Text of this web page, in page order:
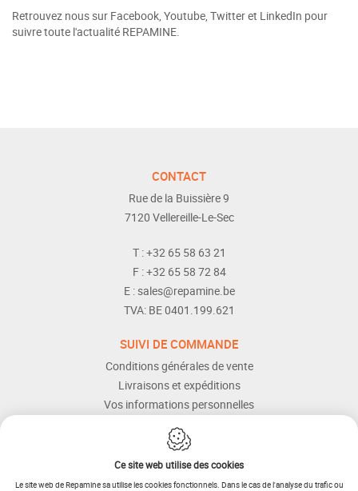
Retrouvez nous sur Facebook, Youtube, Twitter et LinkedIn pour
suivre toute l'actualité REPAMINE.
CONTACT
Rue de la Buissière 9
7120 Vellereille-Le-Sec
T :+32 65 58 63 21
F :+32 65 58 72 84
E :sales@repamine.be
TVA: BE 0401.199.621
SUIVI DE COMMANDE
Conditions générales de vente
Livraisons et expéditions
Vos informations personnelles
Modes de paiement
Services Après-vente
Aide et assistance
Ce site web utilise des cookies
Le site web de Repamine sa utilise les cookies fonctionnels. Dans le cas de l'analyse du trafic ou